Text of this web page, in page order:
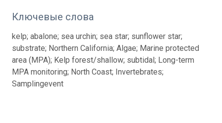
Ключевые слова
kelp; abalone; sea urchin; sea star; sunflower star;
substrate; Northern California; Algae; Marine protected
area (MPA); Kelp forest/shallow; subtidal; Long-term
MPA monitoring; North Coast; Invertebrates;
Samplingevent